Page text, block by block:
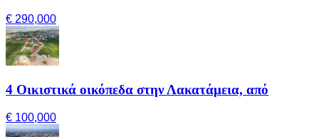
€ 290,000
4 Οικιστικά οικόπεδα στην Λακατάμεια, από
€ 100,000